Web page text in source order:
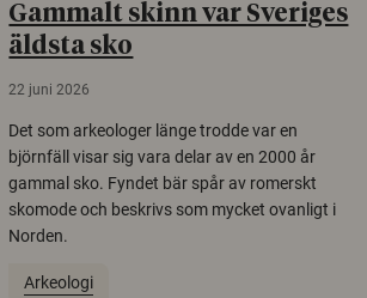
Gammalt skinn var Sveriges
äldsta sko
22 juni 2026
Det som arkeologer länge trodde var en
björnfäll visar sig vara delar av en 2000 år
gammal sko. Fyndet bär spår av romerskt
skomode och beskrivs som mycket ovanligt i
Norden.
Arkeologi